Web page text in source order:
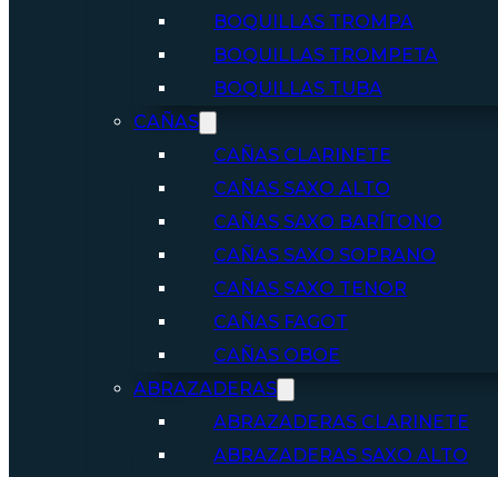
BOQUILLAS TROMPA
BOQUILLAS TROMPETA
BOQUILLAS TUBA
CAÑAS
CAÑAS CLARINETE
CAÑAS SAXO ALTO
CAÑAS SAXO BARÍTONO
CAÑAS SAXO SOPRANO
CAÑAS SAXO TENOR
CAÑAS FAGOT
CAÑAS OBOE
ABRAZADERAS
ABRAZADERAS CLARINETE
ABRAZADERAS SAXO ALTO